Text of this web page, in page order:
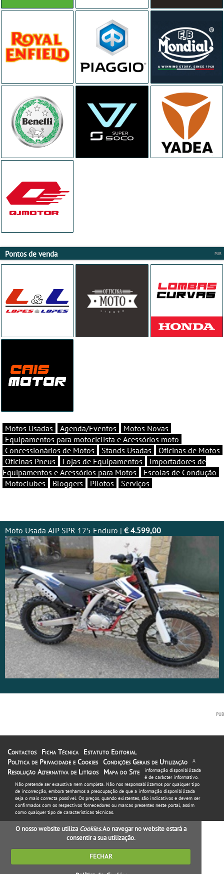
Pontos de venda
Motos Usadas Agenda/Eventos
Motos Novas
Equipamentos para motociclista e Acessórios moto
Concessionários de Motos
Stands Usadas
Oficinas de Motos
Oficinas Pneus
Lojas de Equipamentos
Importadores de
Equipamentos e Acessórios para Motos
Escolas de Condução
Motoclubes
Bloggers Pilotos Serviços
Moto Usada AJP SPR 125 Enduro | € 4.599,00
Contactos Ficha Técnica
Estatuto Editorial
Política de Privacidade e Cookies Condições Gerais de Utilização
Resolução Alternativa de Litígios
Mapa do Site
A
informação disponibilizada
é de carácter informativo.
Não pretende ser exaustiva nem completa. Não nos responsabilizamos por qualquer tipo
de incorrecção, embora tenhamos a preocupação de que a informação disponibilizada
seja o mais correcta possível. Os preços, quando existentes, são indicativos e devem ser
confirmados com os respectivos fornecedores ou marcas presentes neste portal, assim
como qualquer tipo de características técnicas.
O nosso website utiliza Cookies. Ao navegar no website estará a
consentir a sua utilização.
FECHAR